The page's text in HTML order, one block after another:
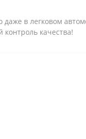
в легковом
качества!